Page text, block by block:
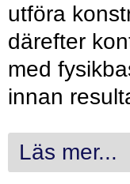
utföra
därefter
med
innan
Läs mer...